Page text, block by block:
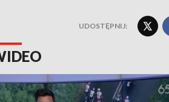
UDOSTĘPNIJ: